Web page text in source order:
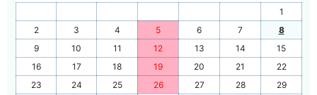
1
2
3 4 5 6 7
8
9
10 11 12 13 14
15
16
17 18 19 20 21
22
23
24 25 26 27 28
29